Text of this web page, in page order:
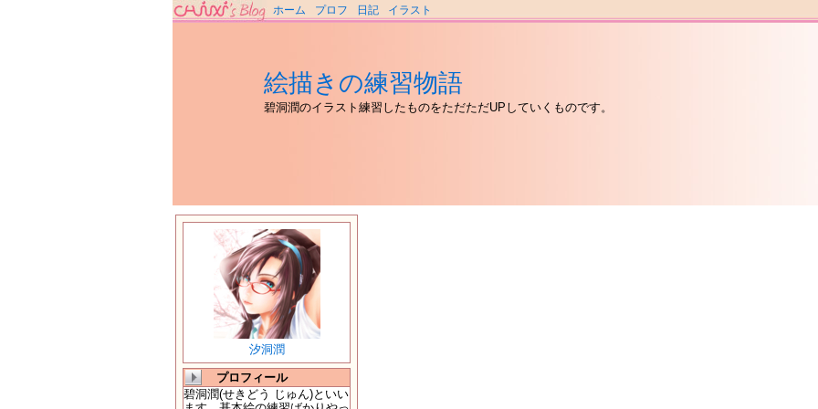
ホーム プロフ 日記 イラスト
絵描きの練習物語
碧洞潤のイラスト練習したものをただただUPしていくものです。
汐洞潤
プロフィール
碧洞潤(せきどう じゅん)といい